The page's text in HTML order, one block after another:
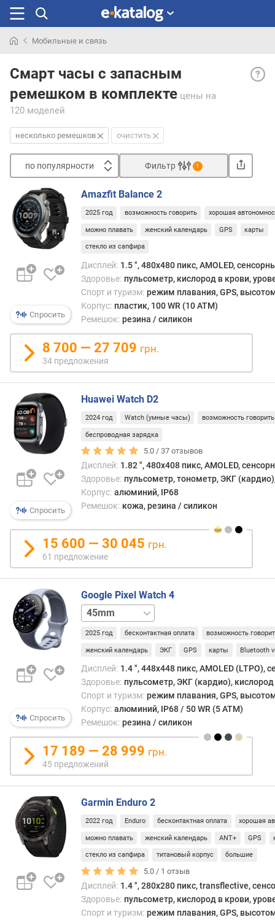
раньше
Мобильные и связь
Смарт часы с запасным
ремешком в комплекте цены на
120 моделей
тот
несколько ремешков очистить
по популярности
п
о
п
о
у
л
н
о
с
т
и
о
т
д
е
ш
в
ы
к
д
р
г
и
м
о
д
о
р
и
х
д
е
в
ы
м
п
о
о
Фильтр 1
Спросить
Amazfit Balance 2
2025 год возможность говорить хорошая
можно плавать женский календарь GPS карты
стекло из сапфира
Дисплей: 1.5 ", 480x480 пикс, AMOLED,
Здоровье: пульсометр, кислород в крови,
Спорт и туризм: режим плавания, GPS,
Корпус: пластик, 100 WR (10 ATM)
Ремешок: резина / силикон
8 700 — 27 709 грн.
34 предложения
Спросить
Huawei Watch D2
2024 год Watch (умные часы) возможность говорить
беспроводная зарядка
5.0 /37 отзывов
Дисплей: 1.82 ", 480x408 пикс, AMOLED,
Здоровье: пульсометр, тонометр, ЭКГ
Корпус: алюминий, IP68
Ремешок: кожа, резина / силикон
15 600 — 30 045 грн.
61 предложение
Спросить
Google Pixel Watch 4
41mm41mm
LTE
2025 год бесконтактная оплата возможность
женский календарь ЭКГ GPS карты Bluetooth
Дисплей: 1.4 ", 448x448 пикс, AMOLED (LTPO),
Здоровье: пульсометр, ЭКГ (кардио), кислород
Спорт и туризм: режим плавания, GPS,
Корпус: алюминий, IP68 / 50 WR (5 ATM)
Ремешок: резина / силикон
17 189 — 28 999 грн.
45 предложений
Garmin Enduro 2
2022 год Enduro бесконтактная оплата хорошая
можно плавать женский календарь ANT+ GPS
стекло из сапфира титановый корпус большие
5.0 / 1 отзыв
Дисплей: 1.4 ", 280x280 пикс, transflective,
Здоровье: пульсометр, кислород в крови,
Спорт и туризм: режим плавания, GPS,